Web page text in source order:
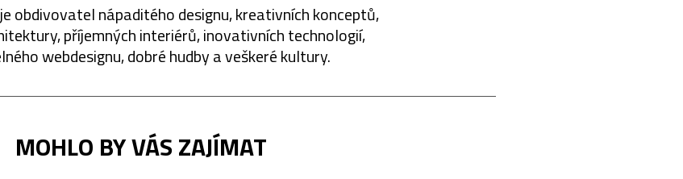
obdivovatel nápaditého designu, kreativních konceptů,
příjemných interiérů, inovativních technologií,
webdesignu, dobré hudby a veškeré kultury.
MOHLO BY VÁS ZAJÍMAT